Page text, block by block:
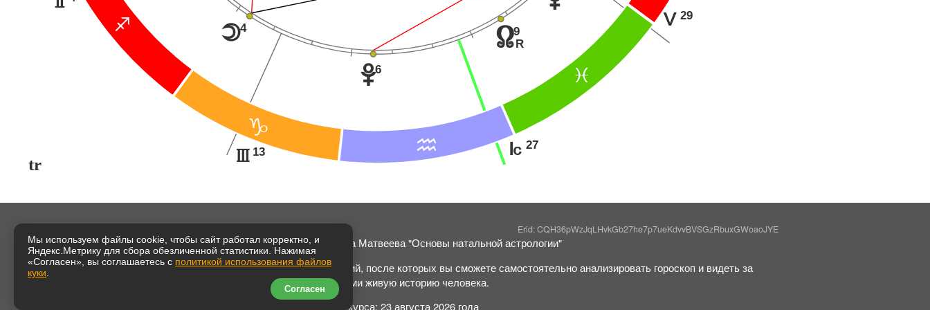
C
D
E
F
13
I
27
J
29
K
o4
w6
x9
R
tr
Erid: CQH36pWzJqLHvkGb27he7p7ueKdvvBVSGzRbuxGWoaoJYE
Светлана Матвеева "Основы натальной астрологии"
40 занятий, после которых вы сможете самостоятельно анализировать гороскоп и видеть за
символами живую историю человека.
Начало курса: 23 августа 2026 года
Мы используем файлы cookie, чтобы сайт работал корректно, и
Яндекс.Метрику для сбора обезличенной статистики. Нажимая
«Согласен», вы соглашаетесь с политикой использования файлов
куки
Согласен